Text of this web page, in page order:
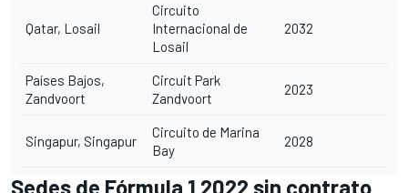
Qatar, Losail
Circuito
Internacional de
Losail
2032
Países Bajos,
Zandvoort
Circuit Park
Zandvoort
2023
Singapur, Singapur
Circuito de Marina
Bay
2028
Sedes de Fórmula 1 2022 sin contrato